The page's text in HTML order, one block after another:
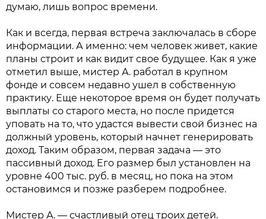
думаю, лишь вопрос времени.
Как и всегда, первая встреча заключалась в сборе
информации. А именно: чем человек живет, какие
планы строит и как видит свое будущее. Как я уже
отметил выше, мистер А. работал в крупном
фонде и совсем недавно ушел в собственную
практику. Еще некоторое время он будет получать
выплаты со старого места, но после придется
уповать на то, что удастся вывести свой бизнес на
должный уровень, который начнет генерировать
доход. Таким образом, первая задача — это
пассивный доход. Его размер был установлен на
уровне 400 тыс. руб. в месяц, но пока на этом
остановимся и позже разберем подробнее.
Мистер А. — счастливый отец троих детей.